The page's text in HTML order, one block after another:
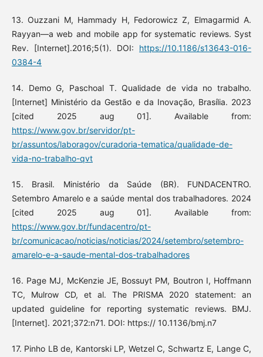
13. Ouzzani M, Hammady H, Fedorowicz Z, Elmagarmid A.
Rayyan—a web and mobile app for systematic reviews. Syst
Rev. [Internet].2016;5(1). DOI: https://10.1186/s13643-016-
0384-4
14. Demo G, Paschoal T. Qualidade de vida no trabalho.
[Internet] Ministério da Gestão e da Inovação, Brasília. 2023
[cited 2025 aug 01]. Available from:
https://www.gov.br/servidor/pt-
br/assuntos/laboragov/curadoria-tematica/qualidade-de-
vida-no-trabalho-qvt
15. Brasil. Ministério da Saúde (BR). FUNDACENTRO.
Setembro Amarelo e a saúde mental dos trabalhadores. 2024
[cited 2025 aug 01]. Available from:
https://www.gov.br/fundacentro/pt-
br/comunicacao/noticias/noticias/2024/setembro/setembro-
amarelo-e-a-saude-mental-dos-trabalhadores
16. Page MJ, McKenzie JE, Bossuyt PM, Boutron I, Hoffmann
TC, Mulrow CD, et al. The PRISMA 2020 statement: an
updated guideline for reporting systematic reviews. BMJ.
[Internet]. 2021;372:n71. DOI: https:// 10.1136/bmj.n7
17. Pinho LB de, Kantorski LP, Wetzel C, Schwartz E, Lange C,